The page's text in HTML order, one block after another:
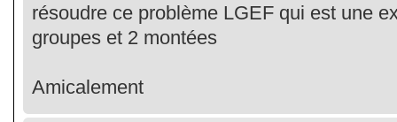
résoudre ce problème LGEF qui est une
groupes et 2 montées
Amicalement